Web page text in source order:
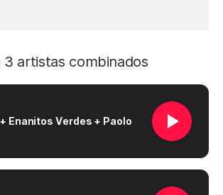
artistas combinados
Enanitos Verdes + Paolo